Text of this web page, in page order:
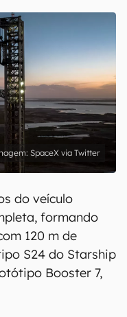
SpaceX via Twitter
do veículo
formando
120 m de
S24 do Starship
Booster 7,